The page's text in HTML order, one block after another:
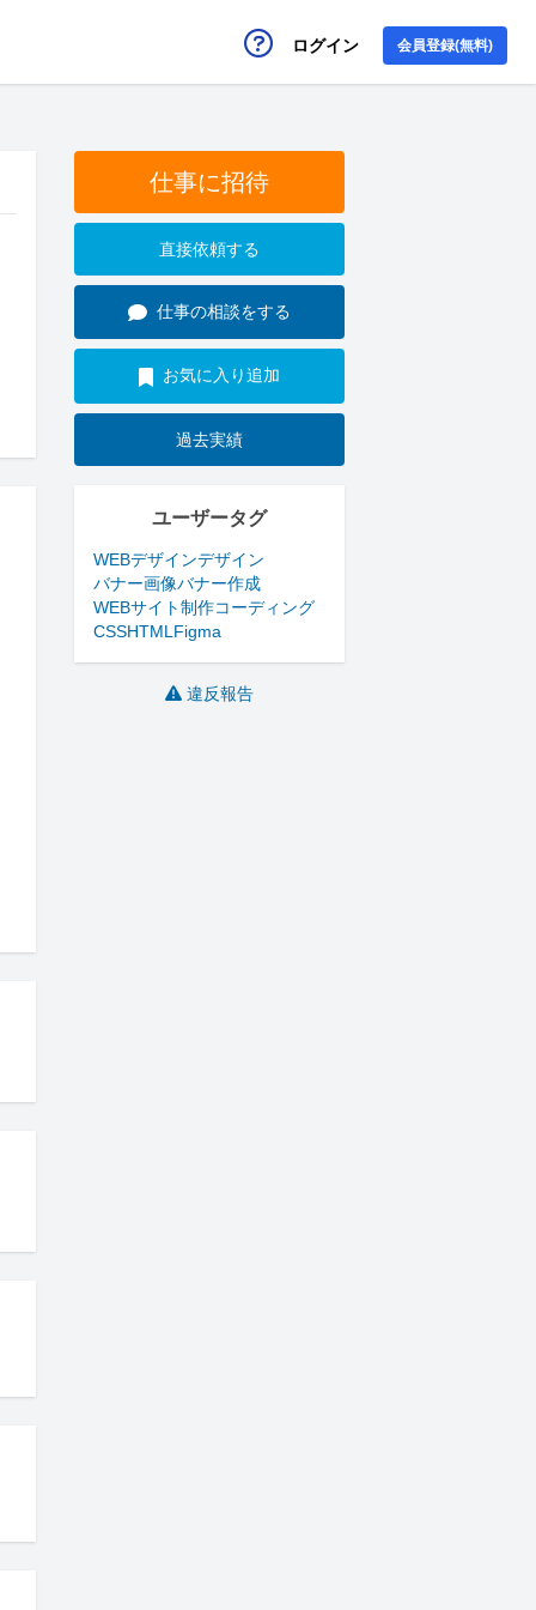
ログイン 会員登録(無料)
仕事に招待
直接依頼する
仕事の相談をする
お気に入り追加
過去実績
ユーザータグ
WEBデザインデザイン
バナー画像バナー作成
WEBサイト制作コーディング
CSSHTML Figma
違反報告